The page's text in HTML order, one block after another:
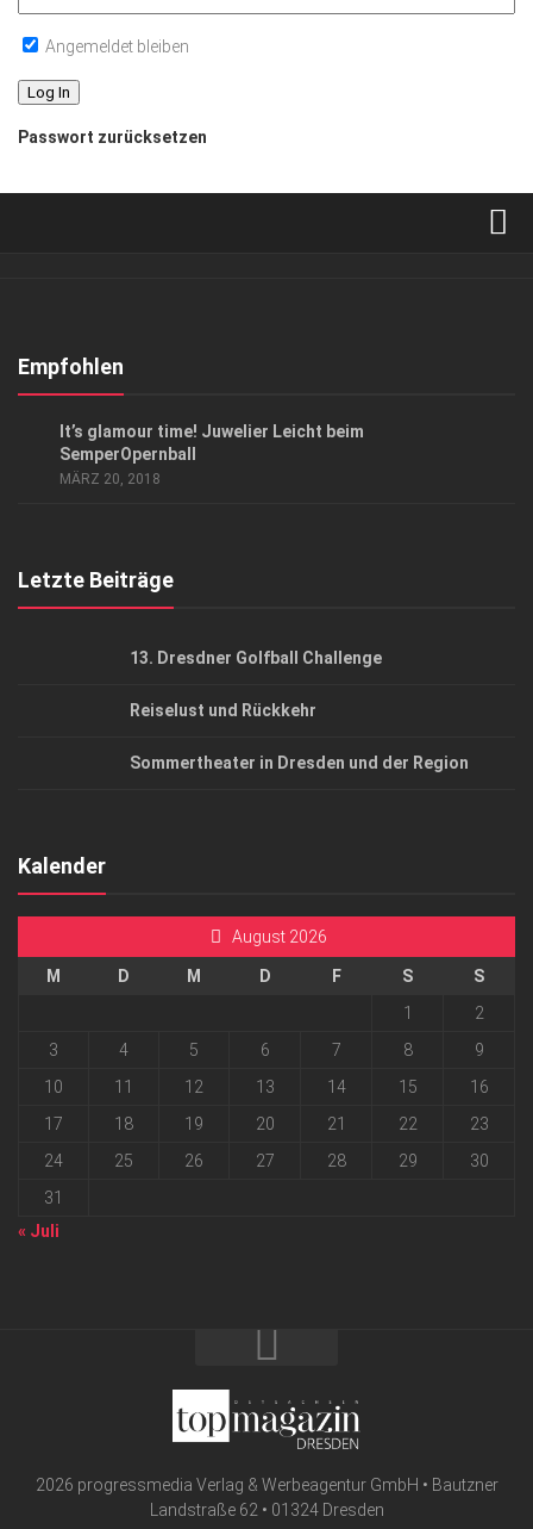
Angemeldet bleiben
Passwort zurücksetzen
Kontakt, Impressum
Empfohlen
It’s glamour time! Juwelier Leicht beim
SemperOpernball
MÄRZ 20, 2018
Letzte Beiträge
13. Dresdner Golfball Challenge
Reiselust und Rückkehr
Sommertheater in Dresden und der Region
Kalender
August 2026
M D M D F S
S
1
2
3
4 5 6 7 8
9
10
11 12 13 14 15
16
17
18 19 20 21 22
23
24
25 26 27 28 29
30
31
« Juli
2026 progressmedia Verlag & Werbeagentur GmbH • Bautzner
Landstraße 62 • 01324 Dresden